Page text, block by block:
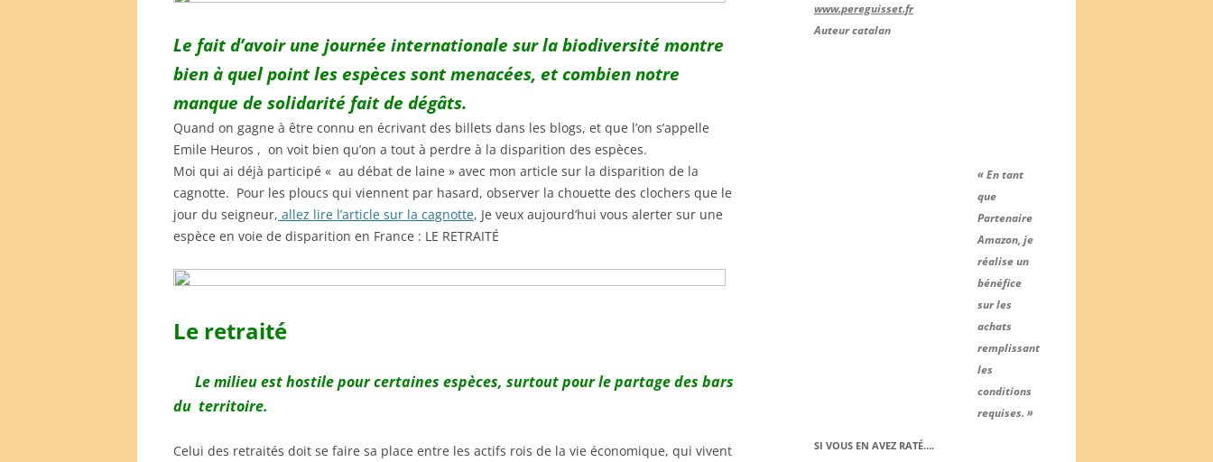
Le fait d’avoir une journée internationale sur la biodiversité montre
bien à quel point les espèces sont menacées, et combien notre
manque de solidarité fait de dégâts.
Quand on gagne à être connu en écrivant des billets dans les blogs, et que l’on s’appelle
Emile Heuros , on voit bien qu’on a tout à perdre à la disparition des espèces.
Moi qui ai déjà participé « au débat de laine » avec mon article sur la disparition de la
cagnotte. Pour les ploucs qui viennent par hasard, observer la chouette des clochers que le
jour du seigneur, allez lire l’article sur la cagnotte, Je veux aujourd’hui vous alerter sur une
espèce en voie de disparition en France : LE RETRAITÉ
Le retraité
Le milieu est hostile pour certaines espèces, surtout pour le partage des bars
du territoire.
Celui des retraités doit se faire sa place entre les actifs rois de la vie économique, qui vivent
www.pereguisset.fr
Auteur catalan
« En tant
que
Partenaire
Amazon, je
réalise un
bénéfice
sur les
achats
remplissant
les
conditions
requises. »
SI VOUS EN AVEZ RATÉ….